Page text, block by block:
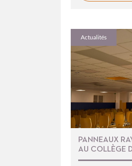
Actualités
PANNEAUX
AU COLLÈGE